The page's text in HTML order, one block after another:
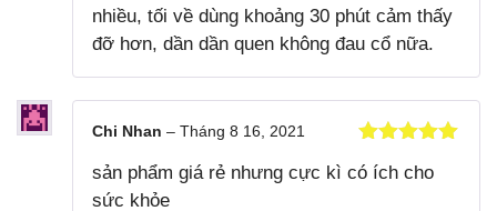
nhiều, tối về dùng khoảng 30 phút cảm thấy
đỡ hơn, dần dần quen không đau cổ nữa.
hạng55
Chi Nhan – Tháng 8 16, 2021
sản phẩm giá rẻ nhưng cực kì có ích cho
sức khỏe